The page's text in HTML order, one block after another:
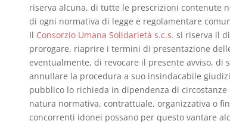
riserva alcuna, di tutte le prescrizioni contenute
di ogni normativa di legge e regolamentare
Il Consorzio Umana Solidarietà s.c.s. si riserva il
prorogare, riaprire i termini di presentazione
eventualmente, di revocare il presente avviso, di
annullare la procedura a suo insindacabile
pubblico lo richieda in dipendenza di
natura normativa, contrattuale, organizzativa o
concorrenti idonei possano per questo vantare